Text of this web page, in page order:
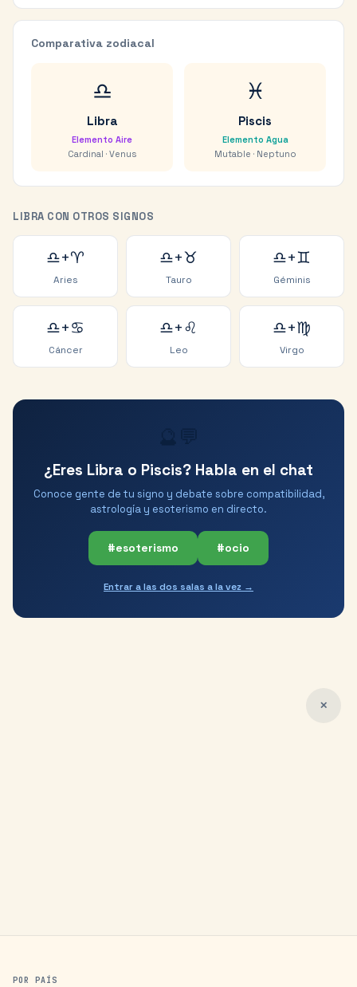
Comparativa zodiacal
♎
Libra
Elemento Aire
Cardinal · Venus
♓
Piscis
Elemento Agua
Mutable · Neptuno
LIBRA CON OTROS SIGNOS
♎+♈
Aries
♎+♉
Tauro
♎+♊
Géminis
♎+♋
Cáncer
♎+♌
Leo
♎+♍
Virgo
¿Eres Libra o Piscis? Habla en el chat
Conoce gente de tu signo y debate sobre compatibilidad,
astrología y esoterismo en directo.
#esoterismo #ocio
Entrar a las dos salas a la vez →
✕
POR PAÍS